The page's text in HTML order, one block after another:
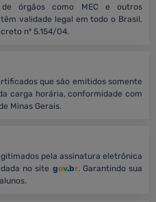
de órgãos como MEC e outros
validade legal em todo o Brasil,
nº 5.154/04.
que são emitidos somente
carga horária, conformidade com
Minas Gerais.
pela assinatura eletrônica
no site gov.br. Garantindo sua